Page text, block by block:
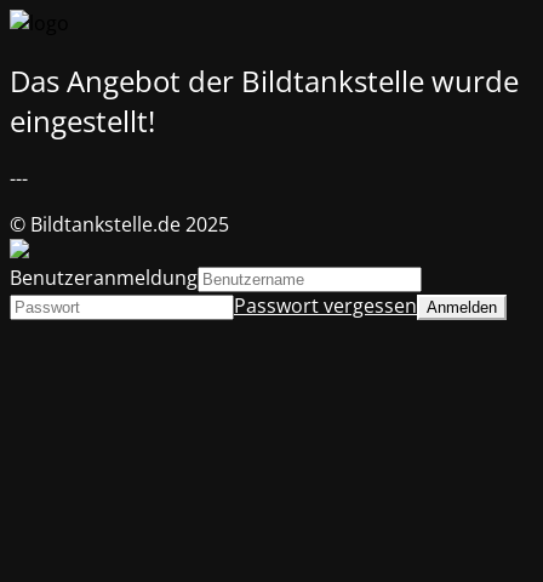
Das Angebot der Bildtankstelle wurde
eingestellt!
---
© Bildtankstelle.de 2025
Benutzeranmeldung
Passwort vergessen